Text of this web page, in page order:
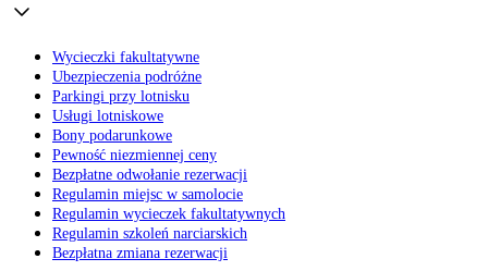
Wycieczki fakultatywne
Ubezpieczenia podróżne
Parkingi przy lotnisku
Usługi lotniskowe
Bony podarunkowe
Pewność niezmiennej ceny
Bezpłatne odwołanie rezerwacji
Regulamin miejsc w samolocie
Regulamin wycieczek fakultatywnych
Regulamin szkoleń narciarskich
Bezpłatna zmiana rezerwacji